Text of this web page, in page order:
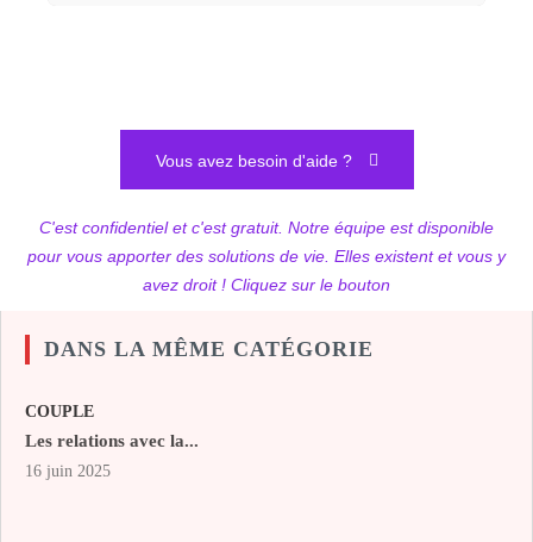
Vous avez besoin d'aide ?
C'est confidentiel et c'est gratuit. Notre équipe est disponible
pour vous apporter des solutions de vie. Elles existent et vous y
avez droit ! Cliquez sur le bouton
DANS LA MÊME CATÉGORIE
COUPLE
Les relations avec la...
16 juin 2025